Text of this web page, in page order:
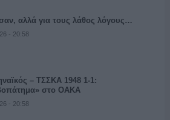
αλλά για τους λάθος λόγους…
- 20:58
– ΤΣΣΚΑ 1948 1-1:
στο ΟΑΚΑ
- 20:58